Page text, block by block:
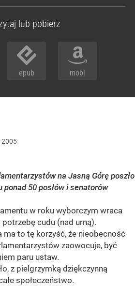
lub pobierz
epub mobi
2005
na Jasną Górę poszło
ponad 50 posłów i senatorów
w roku wyborczym wraca
cudu (nad urną).
ma to tę korzyść, że nieobecność
zaowocuje, być
paru ustaw.
z pielgrzymką dziękczynną
społeczeństwo.